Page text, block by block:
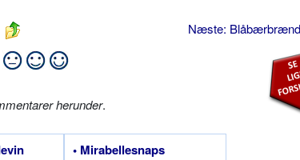
Næste:
herunder.
• Mirabellesnaps